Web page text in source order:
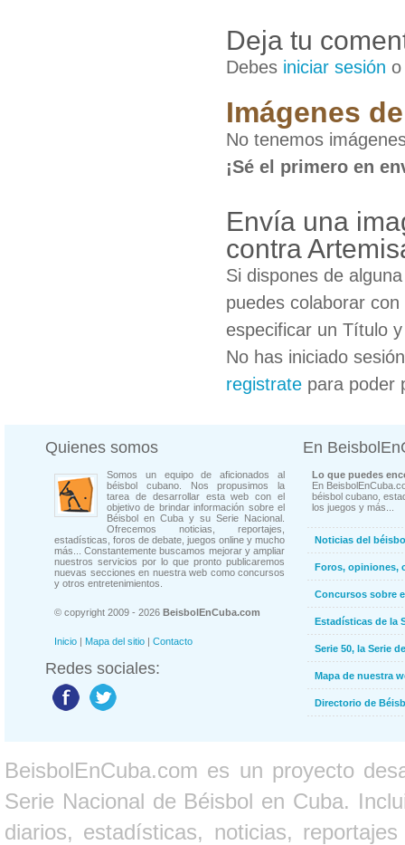
Deja tu
Debes iniciar sesión
Imágenes
No tenemos
¡Sé el primero en
Envía una
contra
Si dispones de
puedes colaborar
especificar un Título
No has iniciado
registrate para poder
Quienes somos
Somos un equipo de aficionados al
béisbol cubano. Nos propusimos la
tarea de desarrollar esta web con el
objetivo de brindar información sobre el
Béisbol en Cuba y su Serie Nacional.
Ofrecemos noticias, reportajes,
estadísticas, foros de debate, juegos online y mucho
más... Constantemente buscamos mejorar y ampliar
nuestros servicios por lo que pronto publicaremos
nuevas secciones en nuestra web como concursos
y otros entretenimientos.
© copyright 2009 - 2026 BeisbolEnCuba.com
Inicio | Mapa del sitio | Contacto
Redes sociales:
En
Lo que puedes
En
béisbol cubano,
los juegos y más...
Noticias del
Foros, opiniones,
Concursos sobre
Estadísticas de la
Serie 50, la Serie
Mapa de nuestra
Directorio de
BeisbolEnCuba.com es un proyecto
Serie Nacional de Béisbol en Cuba.
diarios, estadísticas, noticias,